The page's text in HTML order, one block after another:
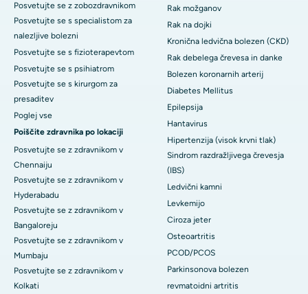
Posvetujte se z zobozdravnikom
Posvetujte se s specialistom za
nalezljive bolezni
Posvetujte se s fizioterapevtom
Posvetujte se s psihiatrom
Posvetujte se s kirurgom za
presaditev
Poglej vse
Poiščite zdravnika po lokaciji
Posvetujte se z zdravnikom v
Chennaiju
Posvetujte se z zdravnikom v
Hyderabadu
Posvetujte se z zdravnikom v
Bangaloreju
Posvetujte se z zdravnikom v
Mumbaju
Posvetujte se z zdravnikom v
Kolkati
Rak možganov
Rak na dojki
Kronična ledvična bolezen (CKD)
Rak debelega črevesa in danke
Bolezen koronarnih arterij
Diabetes Mellitus
Epilepsija
Hantavirus
Hipertenzija (visok krvni tlak)
Sindrom razdražljivega črevesja
(IBS)
Ledvični kamni
Levkemijo
Ciroza jeter
Osteoartritis
PCOD/PCOS
Parkinsonova bolezen
revmatoidni artritis